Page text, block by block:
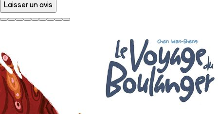
Laisser un avis